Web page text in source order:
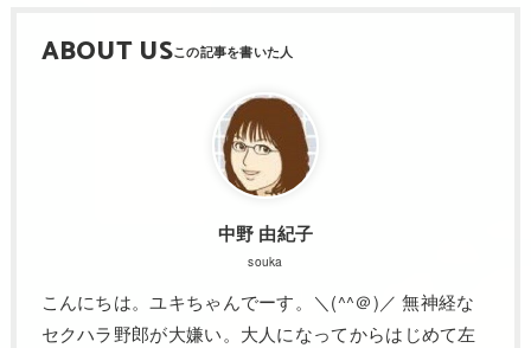
ABOUT US
中野 由紀子
souka
こんにちは。ユキちゃんでーす。＼(^^＠)／ 無神経な
セクハラ野郎が大嫌い。大人になってからはじめて左